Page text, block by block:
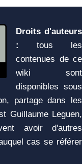
Droits d'auteurs
:
tous les
contenues de ce
wiki sont
disponibles sous
partage dans les
Guillaume Leguen,
avoir d'autres
cas se référer